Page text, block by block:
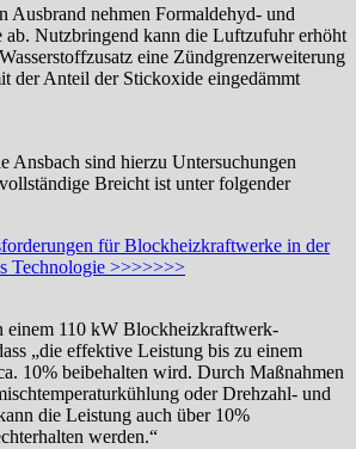
Ausbrand nehmen Formaldehyd- und
Nutzbringend kann die Luftzufuhr erhöht
eine Zündgrenzerweiterung
der Anteil der Stickoxide eingedämmt
Ansbach sind hierzu Untersuchungen
Breicht ist unter folgender
für Blockheizkraftwerke in der
Technologie >>>>>>>
einem 110 kW Blockheizkraftwerk-
„die effektive Leistung bis zu einem
10% beibehalten wird. Durch Maßnahmen
oder Drehzahl- und
die Leistung auch über 10%
werden.“